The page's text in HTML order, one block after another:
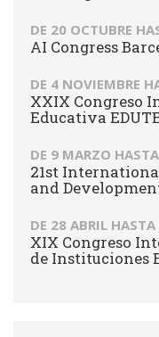
DE 20 OCTUBRE
AI Congress
DE 4 NOVIEMBRE
XXIX Congreso
Educativa
DE 9 MARZO HASTA
21st
and
DE 28 ABRIL HASTA
XIX Congreso
de Instituciones